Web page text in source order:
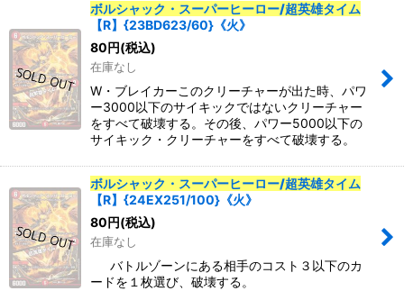
ボルシャック・スーパーヒーロー/超英雄タイム
【R】{23BD623/60}《火》
80 円(税込)
在庫なし
W・ブレイカーこのクリーチャーが出た時、パワ
ー3000以下のサイキックではないクリーチャー
をすべて破壊する。その後、パワー5000以下の
サイキック・クリーチャーをすべて破壊する。
ボルシャック・スーパーヒーロー/超英雄タイム
【R】{24EX251/100}《火》
80 円(税込)
在庫なし
バトルゾーンにある相手のコスト３以下のカ
ードを１枚選び、破壊する。